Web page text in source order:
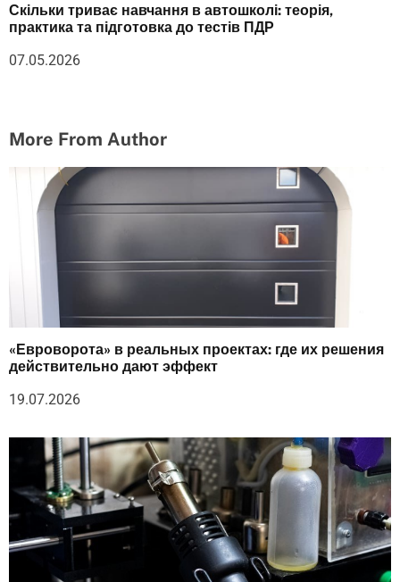
Скільки триває навчання в автошколі: теорія,
практика та підготовка до тестів ПДР
07.05.2026
More From Author
«Евроворота» в реальных проектах: где их решения
действительно дают эффект
19.07.2026